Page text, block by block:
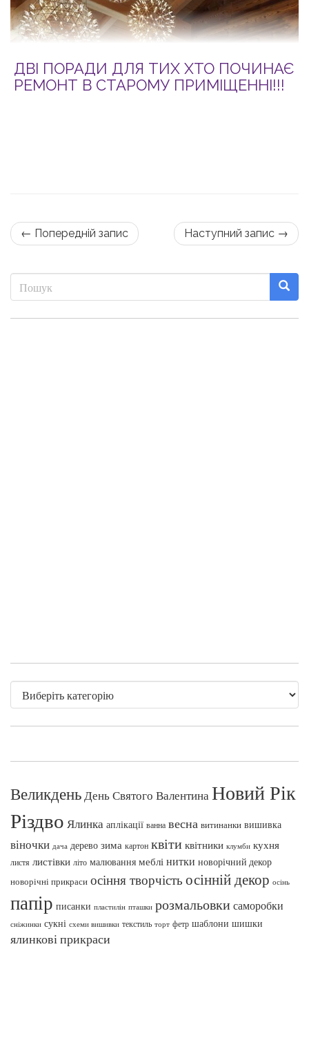
ДВІ ПОРАДИ ДЛЯ ТИХ ХТО ПОЧИНАЄ
РЕМОНТ В СТАРОМУ ПРИМІЩЕННІ!!!
← Попередній запис Наступний запис →
ВеликденьДень Святого ВалентинаНовий Рік
Різдво Ялинка аплікації ванна весна витинанки вишивка
віночки дача дерево зима картон квіти квітники клумби кухня
листя листівки літо малювання меблі нитки новорічний декор
новорічні прикраси осіння творчість осінній декор осінь
папір писанки пластилін пташки розмальовки саморобки
сніжинки сукні схеми вишивки текстиль торт фетр шаблони шишки
ялинкові прикраси